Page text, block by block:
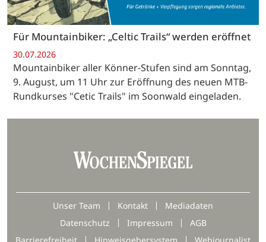
Für Mountainbiker: „Celtic Trails“ werden eröffnet
30.07.2026
Mountainbiker aller Könner-Stufen sind am Sonntag,
9. August, um 11 Uhr zur Eröffnung des neuen MTB-
Rundkurses "Cetic Trails" im Soonwald eingeladen.
Unser Team Kontakt
Mediadaten
Datenschutz
Impressum
AGB